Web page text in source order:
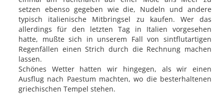
setzen ebenso gegeben wie die, Nudeln und andere
typisch italienische Mitbringsel zu kaufen. Wer das
allerdings für den letzten Tag in Italien vorgesehen
hatte, mußte sich in unserem Fall von sintflutartigen
Regenfällen einen Strich durch die Rechnung machen
lassen.
Schönes Wetter hatten wir hingegen, als wir einen
Ausflug nach Paestum machten, wo die besterhaltenen
griechischen Tempel stehen.